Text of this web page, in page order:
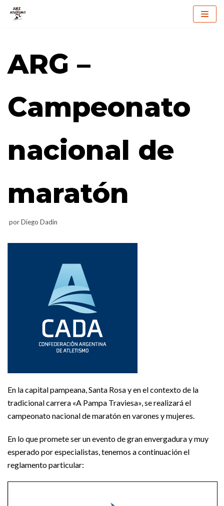
contenido
ARG –
Campeonato
nacional de
maratón
porDiego Dadin
En la capital pampeana, Santa Rosa y en el contexto de la
tradicional carrera «A Pampa Traviesa», se realizará el
campeonato nacional de maratón en varones y mujeres.
En lo que promete ser un evento de gran envergadura y muy
esperado por especialistas, tenemos a continuación el
reglamento particular: